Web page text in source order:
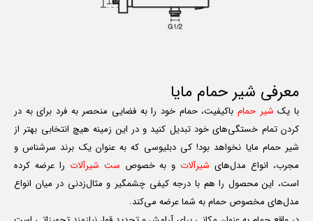
معرفی شیر حمام مایا
با یک شیر حمام باکیفیت، حمام خود را به فضایی منحصر به فرد برای به در
کردن تمام خستگی‌های خود تبدیل کنید و در این زمینه هیچ انتخابی بهتر از
شیر حمام مایا نخواهد بود! کی دبلیوسی که به عنوان یک برند سرشناس و
مجرب، انواع مدل‌های شیرآلات و به خصوص ست شیرآلات را عرضه کرده
است، این محصول را هم با درجه کیفی چشمگیر و مثال‌زدنی در میان انواع
مدل‌های مخصوص حمام به شما عرضه می‌کند.